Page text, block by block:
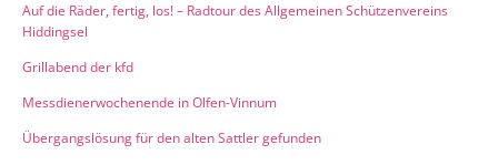
Auf die Räder, fertig, los! – Radtour des Allgemeinen Schützenvereins
Hiddingsel
Grillabend der kfd
Messdienerwochenende in Olfen-Vinnum
Übergangslösung für den alten Sattler gefunden